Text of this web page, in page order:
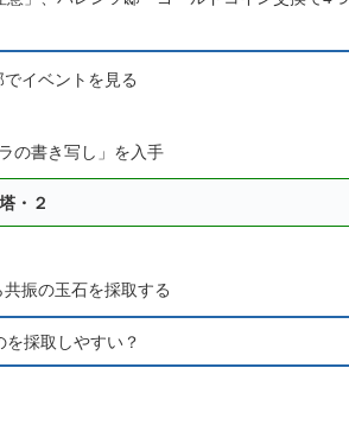
イベントを見る
の書き写し」を入手
・２
振の玉石を採取する
採取しやすい？